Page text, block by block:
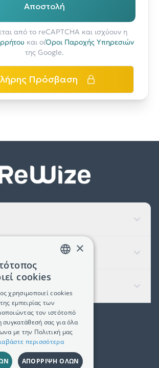
Αποστολή
από το reCAPTCHA και ισχύουν η
και οιΌροι Παροχής Υπηρεσιών
της Google.
Πρόσβαση
(+30) 2311 24.15.60
FacebookInstagram
×
cookies
χρησιμοποιεί cookies
εμπειρίας των
τον ιστότοπό
συγκατάθεσή σας για όλα
με την Πολιτική μας
περισσότερα
ΑΠΌΡΡΙΨΗ ΌΛΩΝ